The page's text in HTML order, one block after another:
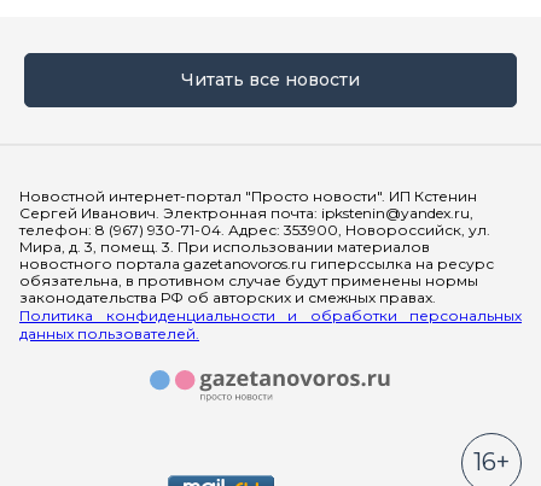
Читать все новости
Новостной интернет-портал "Просто новости". ИП Кстенин
Сергей Иванович. Электронная почта: ipkstenin@yandex.ru,
телефон: 8 (967) 930-71-04. Адрес: 353900, Новороссийск, ул.
Мира, д. 3, помещ. 3. При использовании материалов
новостного портала gazetanovoros.ru гиперссылка на ресурс
обязательна, в противном случае будут применены нормы
законодательства РФ об авторских и смежных правах.
Политика конфиденциальности и обработки персональных
данных пользователей.
16+